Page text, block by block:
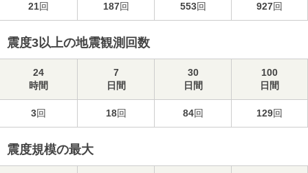
21回 187回 553回 927回
震度3以上の地震観測回数
24
時間
7
日間
30
日間
100
日間
3回 18回 84回 129回
震度規模の最大